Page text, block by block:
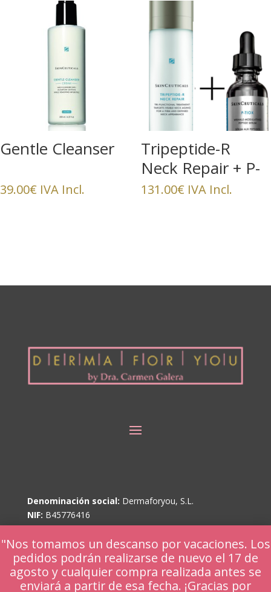
"Nos tomamos un descanso por vacaciones. Los
pedidos podrán realizarse de nuevo el 17 de
agosto y cualquier compra realizada antes se
enviará a partir de esa fecha. ¡Gracias por
Gentle Cleanser
39.00€ IVA Incl.
Tripeptide-R
Neck Repair + P-
Tiox 15ml
131.00€ IVA Incl.
Denominación social: Dermaforyou, S.L.
NIF: B45776416
Email carmengalera@dermaforyou.com
WhatsApp +34 601 370 561
Llámanos +34
925 68 48 98